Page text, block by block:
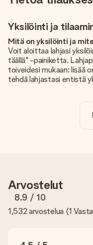
Yksilöinti ja
Mitä on yksilöinti ja
Voit aloittaa lahjasi
täällä" -painiketta.
toiveidesi mukaan: lisää
tehdä lahjastasi entistä
Sisältyykö yksilöinti
Sivustolla näkyvä hinta
asiakaspalvelutiimiimme
mukana. He voivat
Mitä formaatteja voin
auttavat sinua
Arvostelut
8.9 / 10
1,532 arvostelua (1